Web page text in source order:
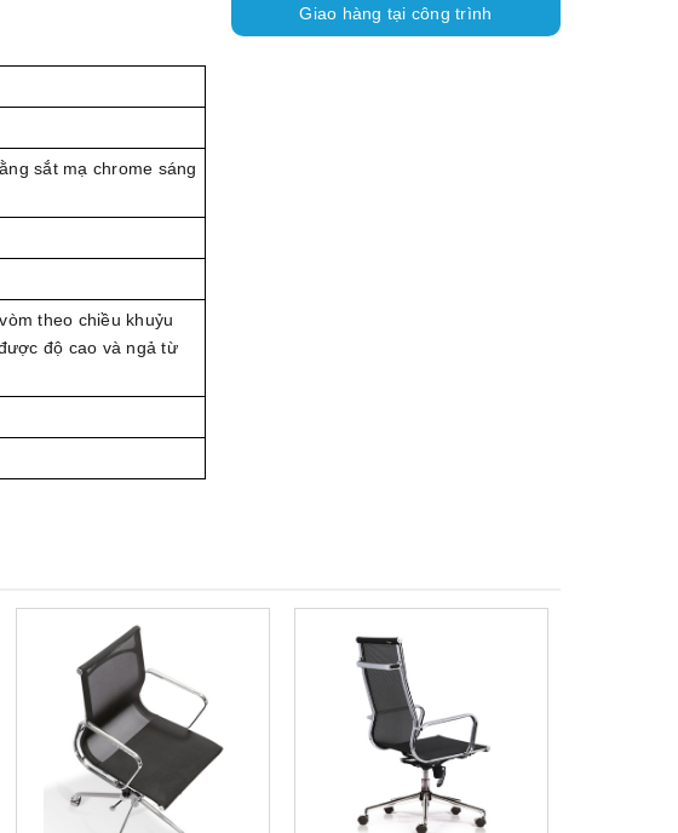
sắt mạ chrome sáng
theo chiều khuỷu
độ cao và ngả từ
Giao hàng tại công trình